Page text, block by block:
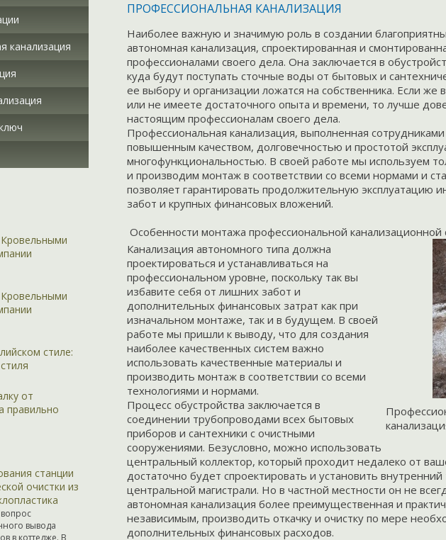
канализация
стиле:
от
правильно
станции
очистки из
вывода
в коттедже. В
ПРОФЕССИОНАЛЬНАЯ КАНАЛИЗАЦИЯ
Наиболее важную и значимую роль в создании
автономная канализация, спроектированная и
профессионалами своего дела. Она заключается в
куда будут поступать сточные воды от бытовых и
ее выбору и организации ложатся на собственника. Если
или не имеете достаточного опыта и времени, то лучше
настоящим профессионалам своего дела.
Профессиональная канализация, выполненная
повышенным качеством, долговечностью и простотой
многофункциональностью. В своей работе мы используем
и производим монтаж в соответствии со всеми нормами и
позволяет гарантировать продолжительную эксплуатацию
забот и крупных финансовых вложений.
Особенности монтажа профессиональной канализационной
Канализация автономного типа должна
проектироваться и устанавливаться на
профессиональном уровне, поскольку так вы
избавите себя от лишних забот и
дополнительных финансовых затрат как при
изначальном монтаже, так и в будущем. В своей
работе мы пришли к выводу, что для создания
наиболее качественных систем важно
использовать качественные материалы и
производить монтаж в соответствии со всеми
технологиями и нормами.
Процесс обустройства заключается в
соединении трубопроводами всех бытовых
приборов и сантехники с очистными
сооружениями. Безусловно, можно использовать
центральный коллектор, который проходит недалеко от
достаточно будет спроектировать и установить
центральной магистрали. Но в частной местности он не
автономная канализация более преимущественная и
независимым, производить откачку и очистку по мере
дополнительных финансовых расходов.